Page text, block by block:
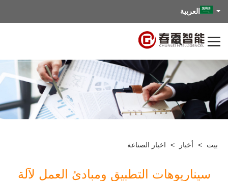
العربية
بيت > أخبار > اخبار الصناعة
سيناريوهات التطبيق ومبادئ العمل لآلة